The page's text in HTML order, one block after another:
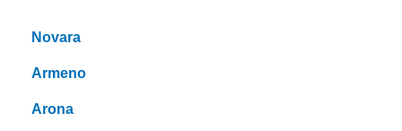
Novara
Armeno
Arona